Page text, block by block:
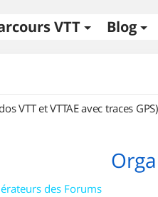
VTT Blog
VTT et VTTAE avec traces GPS)
des Forums